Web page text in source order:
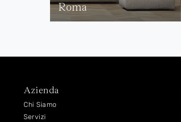
Roma
Azienda
Chi Siamo
Servizi